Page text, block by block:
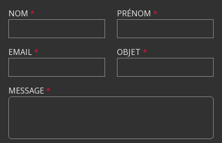
NOM *
EMAIL*
PRÉNOM *
OBJET *
MESSAGE *